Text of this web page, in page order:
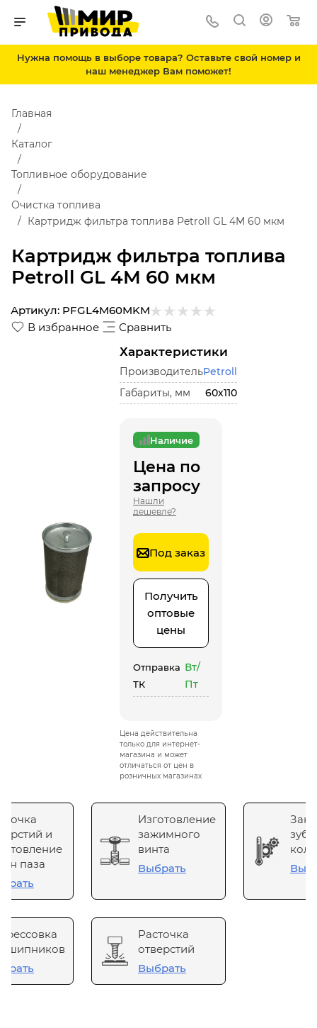
Нужна помощь в выборе товара? Оставьте свой номер и
наш менеджер Вам поможет!
Картридж фильтра топлива
Petroll GL 4M 60 мкм
Главная
Каталог
Топливное оборудование
Очистка топлива
Картридж фильтра топлива Petroll GL 4M 60 мкм
В избранное Сравнить
Артикул: PFGL4M60MKM
Характеристики
ПроизводительPetroll
Габариты, мм
60х110
Наличие
Цена по
запросу
Нашли
дешевле?
Под заказ
Получить
оптовые
цены
Отправка
ТК
Вт/
Пт
Цена действительна
только для интернет-
магазина и может
отличаться от цен в
розничных магазинах
и
паза
Изготовление
зажимного
винта
Выбрать
Расточка
отверстий
Выбрать